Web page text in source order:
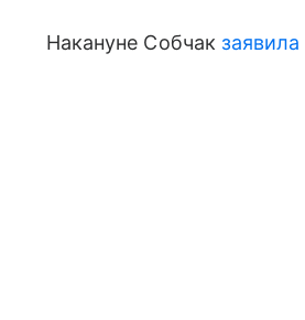
Накануне Собчак заявила